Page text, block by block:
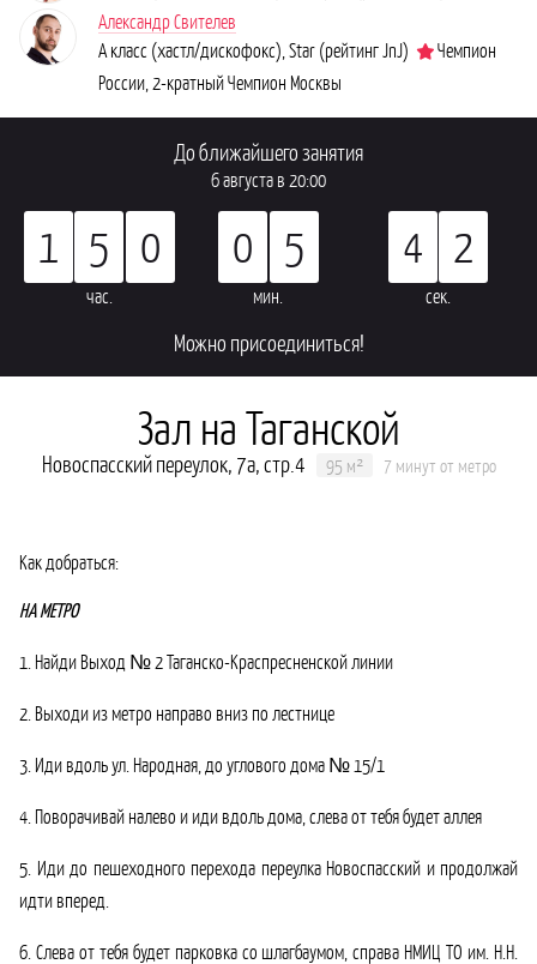
Александр Свителев
А класс (хастл/дискофокс), Star (рейтинг JnJ)
Чемпион
России, 2-кратный Чемпион Москвы
До ближайшего занятия
6 августа в 20:00
1 5 0
час.
0 5
мин.
4 2
сек.
можно присоединиться!
Зал на Таганской
Новоспасский переулок, 7а, стр.4 95 м² 7 минут от метро
Как добраться:
НА МЕТРО
1. Найди Выход № 2 Таганско-Краспресненской линии
2. Выходи из метро направо вниз по лестнице
3. Иди вдоль ул. Народная, до углового дома № 15/1
4. Поворачивай налево и иди вдоль дома, слева от тебя будет аллея
5. Иди до пешеходного перехода переулка Новоспасский и продолжай
идти вперед.
6. Слева от тебя будет парковка со шлагбаумом, справа НМИЦ ТО им. Н.Н.